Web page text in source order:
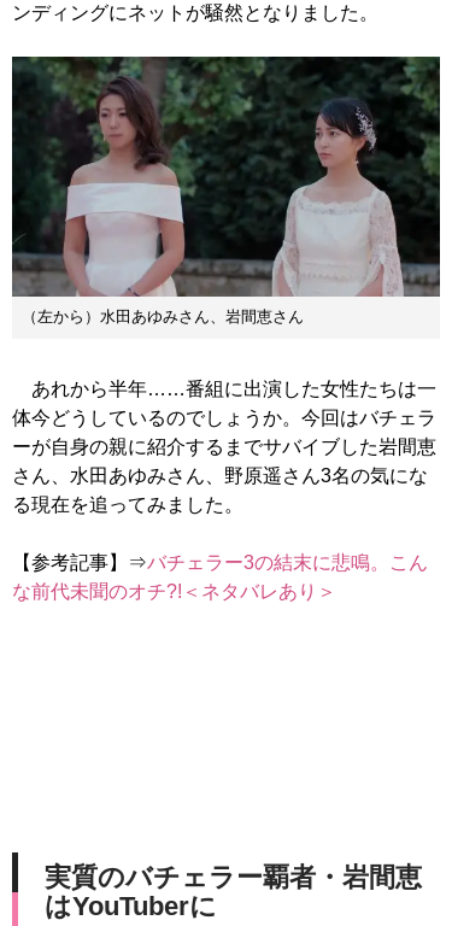
ンディングにネットが騒然となりました。
（左から）水田あゆみさん、岩間恵さん
あれから半年……番組に出演した女性たちは一
体今どうしているのでしょうか。今回はバチェラ
ーが自身の親に紹介するまでサバイブした岩間恵
さん、水田あゆみさん、野原遥さん3名の気にな
る現在を追ってみました。
【参考記事】⇒バチェラー3の結末に悲鳴。こん
な前代未聞のオチ?!＜ネタバレあり＞
実質のバチェラー覇者・岩間恵
はYouTuberに